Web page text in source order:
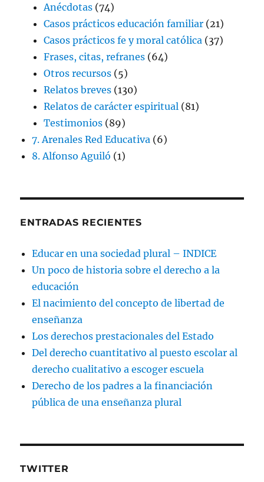
Anécdotas (74)
Casos prácticos educación familiar (21)
Casos prácticos fe y moral católica (37)
Frases, citas, refranes (64)
Otros recursos (5)
Relatos breves (130)
Relatos de carácter espiritual (81)
Testimonios (89)
7. Arenales Red Educativa (6)
8. Alfonso Aguiló (1)
ENTRADAS RECIENTES
Educar en una sociedad plural – INDICE
Un poco de historia sobre el derecho a la
educación
El nacimiento del concepto de libertad de
enseñanza
Los derechos prestacionales del Estado
Del derecho cuantitativo al puesto escolar al
derecho cualitativo a escoger escuela
Derecho de los padres a la financiación
pública de una enseñanza plural
TWITTER